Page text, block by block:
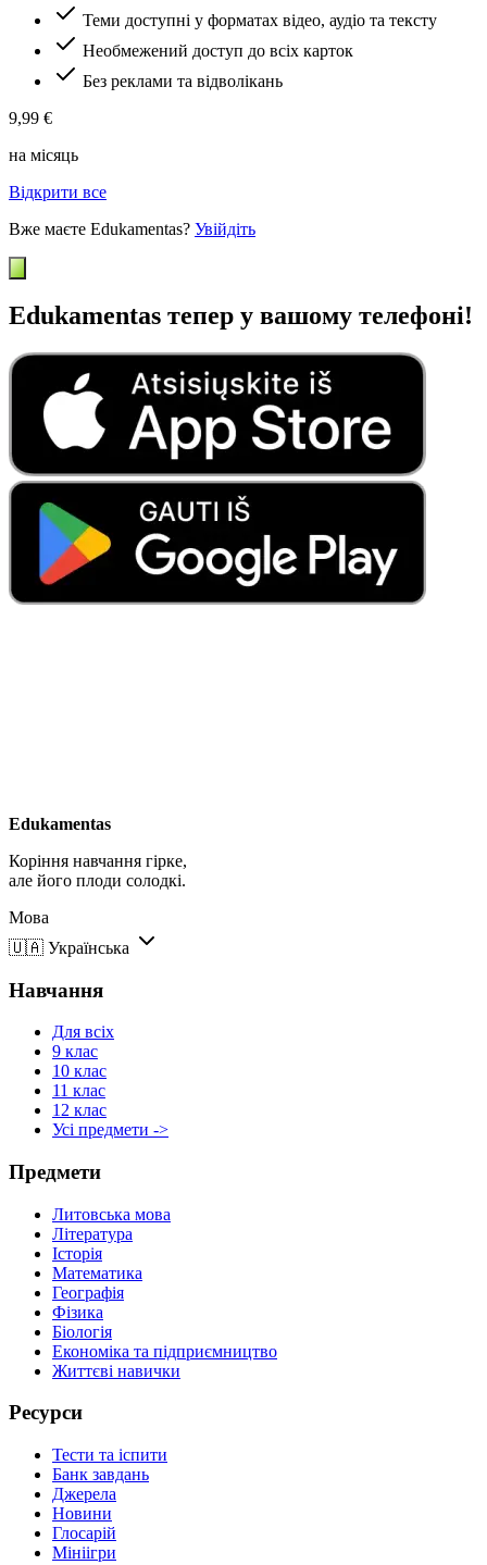
Теми доступні у форматах відео, аудіо та тексту
Необмежений доступ до всіх карток
Без реклами та відволікань
9,99 €
на місяць
Відкрити все
Вже маєте Edukamentas? Увійдіть
Edukamentas тепер у вашому телефоні!
Edukamentas
Коріння навчання гірке,
але його плоди солодкі.
Мова
🇺🇦 Українська
Навчання
Для всіх
9 клас
10 клас
11 клас
12 клас
Усі предмети ->
Предмети
Литовська мова
Література
Історія
Математика
Географія
Фізика
Біологія
Економіка та підприємництво
Життєві навички
Ресурси
Тести та іспити
Банк завдань
Джерела
Новини
Глосарій
Мініігри